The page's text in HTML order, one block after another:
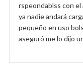
rspeondablss con el
ya nadie andará
pequeño en uso
aseguró me lo dijo